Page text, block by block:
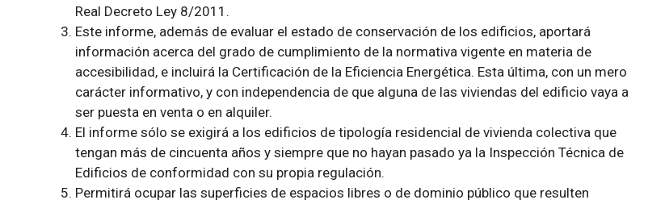
Real Decreto Ley 8/2011.
Este informe, además de evaluar el estado de conservación de los edificios, aportará
información acerca del grado de cumplimiento de la normativa vigente en materia de
accesibilidad, e incluirá la Certificación de la Eficiencia Energética. Esta última, con un mero
carácter informativo, y con independencia de que alguna de las viviendas del edificio vaya a
ser puesta en venta o en alquiler.
El informe sólo se exigirá a los edificios de tipología residencial de vivienda colectiva que
tengan más de cincuenta años y siempre que no hayan pasado ya la Inspección Técnica de
Edificios de conformidad con su propia regulación.
Permitirá ocupar las superficies de espacios libres o de dominio público que resulten